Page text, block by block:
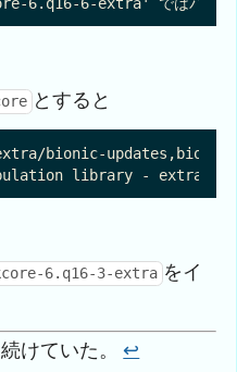
とすると
bionic-updates,bionic-
6.q16-3-extra をイ
けていた。↩︎